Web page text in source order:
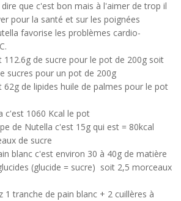
que c'est bon mais à l'aimer de trop il
pour la santé et sur les poignées
favorise les problèmes cardio-
112.6g de sucre pour le pot de 200g soit
sucres pour un pot de 200g
62g de lipides huile de palmes pour le pot
c'est 1060 Kcal le pot
de Nutella c'est 15g qui est = 80kcal
de sucre
blanc c'est environ 30 à 40g de matière
(glucide = sucre) soit 2,5 morceaux
1 tranche de pain blanc + 2 cuillères à